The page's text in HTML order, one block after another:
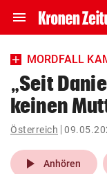
menu Navigation
ein-/
account_circle Anmelden
pin_drop
Wien
MORDFALL
„Seit
keinen
Österreich
play_arrow Anhören